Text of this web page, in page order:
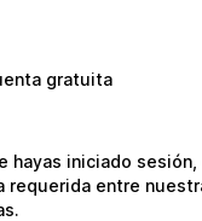
gratuita
hayas iniciado
requerida entre